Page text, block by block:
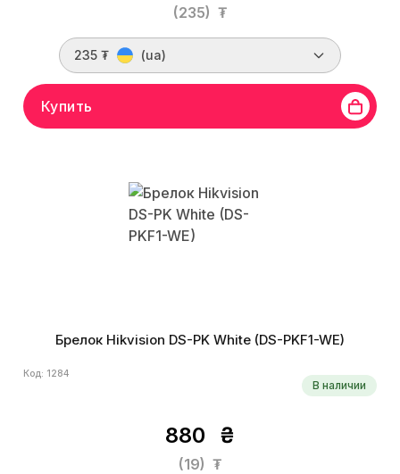
(235) ₮
235 ₮ (ua)
Купить
Брелок Hikvision DS-PK White (DS-PKF1-WE)
Код: 1284
В наличии
880 ₴
(19) ₮